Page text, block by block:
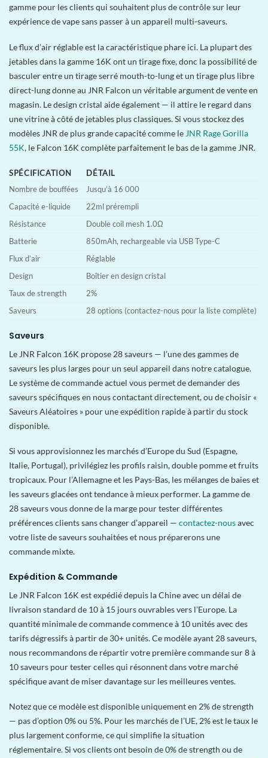
gamme pour les clients qui souhaitent plus de contrôle sur leur
expérience de vape sans passer à un appareil multi-saveurs.
Le flux d’air réglable est la caractéristique phare ici. La plupart des
jetables dans la gamme 16K ont un tirage fixe, donc la possibilité de
basculer entre un tirage serré mouth-to-lung et un tirage plus libre
direct-lung donne au JNR Falcon un véritable argument de vente en
magasin. Le design cristal aide également — il attire le regard dans
une vitrine à côté de jetables plus classiques. Si vous stockez des
modèles JNR de plus grande capacité comme le JNR Rage Gorilla
55K, le Falcon 16K complète parfaitement le bas de la gamme JNR.
SPÉCIFICATION
DÉTAIL
Nombre de bouffées
Jusqu’à 16 000
Capacité e-liquide
22ml prérempli
Résistance
Double coil mesh 1.0Ω
Batterie
850mAh, rechargeable via USB Type-C
Flux d’air
Réglable
Design
Boîtier en design cristal
Taux de strength
2%
Saveurs
28 options (contactez-nous pour la liste complète)
Saveurs
Le JNR Falcon 16K propose 28 saveurs — l’une des gammes de
saveurs les plus larges pour un seul appareil dans notre catalogue.
Le système de commande actuel vous permet de demander des
saveurs spécifiques en nous contactant directement, ou de choisir «
Saveurs Aléatoires » pour une expédition rapide à partir du stock
disponible.
Si vous approvisionnez les marchés d’Europe du Sud (Espagne,
Italie, Portugal), privilégiez les profils raisin, double pomme et fruits
tropicaux. Pour l’Allemagne et les Pays-Bas, les mélanges de baies et
les saveurs glacées ont tendance à mieux performer. La gamme de
28 saveurs vous donne de la marge pour tester différentes
préférences clients sans changer d’appareil — contactez-nousavec
votre liste de saveurs souhaitées et nous préparerons une
commande mixte.
Expédition & Commande
Le JNR Falcon 16K est expédié depuis la Chine avec un délai de
livraison standard de 10 à 15 jours ouvrables vers l’Europe. La
quantité minimale de commande commence à 10 unités avec des
tarifs dégressifs à partir de 30+ unités. Ce modèle ayant 28 saveurs,
nous recommandons de répartir votre première commande sur 8 à
10 saveurs pour tester celles qui résonnent dans votre marché
spécifique avant de miser davantage sur les meilleures ventes.
Notez que ce modèle est disponible uniquement en 2% de strength
— pas d’option 0% ou 5%. Pour les marchés de l’UE, 2% est le taux le
plus largement conforme, ce qui simplifie la situation
réglementaire. Si vos clients ont besoin de 0% de strength ou de